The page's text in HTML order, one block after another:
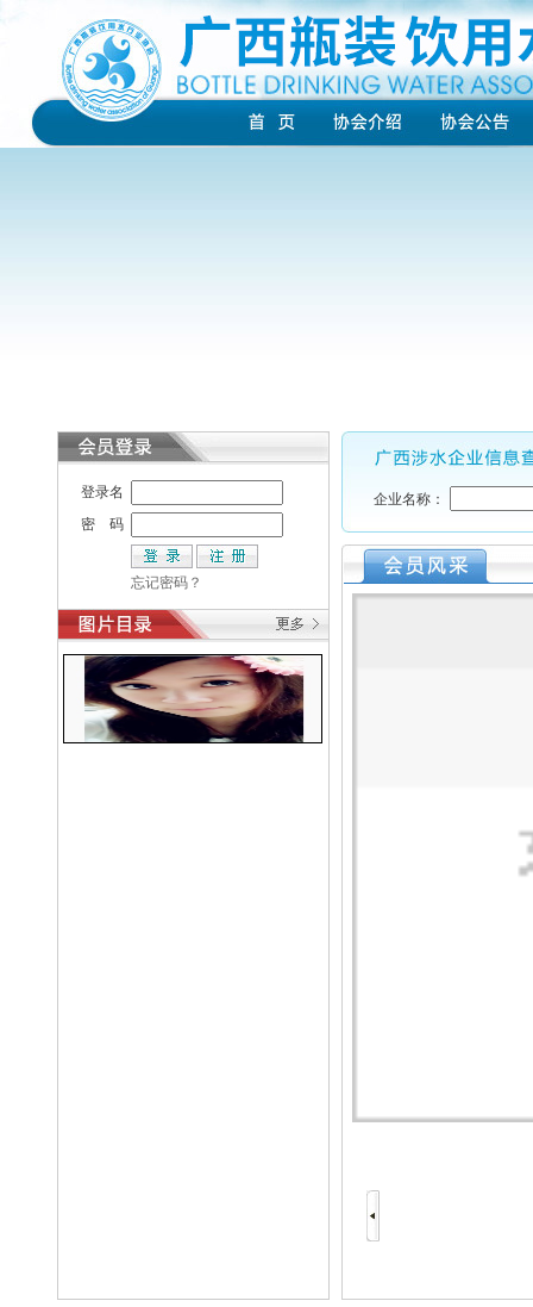
登录名
密 码
忘记密码？
企业名称：